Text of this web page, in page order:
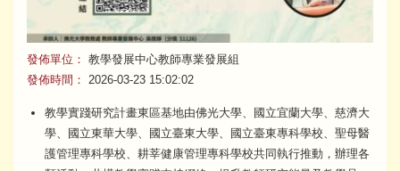
發佈單位： 教學發展中心教師專業發展組
發佈時間：
2026-03-23 15:02:02
教學實踐研究計畫東區基地由佛光大學、國立宜蘭大學、慈濟大
學、國立東華大學、國立臺東大學、國立臺東專科學校、聖母醫
護管理專科學校、耕莘健康管理專科學校共同執行推動，辦理各